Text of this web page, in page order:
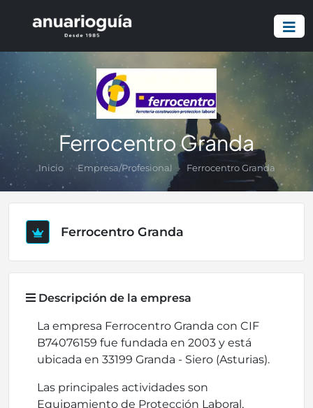
Ferrocentro Granda
Inicio Empresa/Profesional Ferrocentro Granda
Ferrocentro Granda
Descripción de la empresa
La empresa Ferrocentro Granda con CIF
B74076159 fue fundada en 2003 y está
ubicada en 33199 Granda - Siero (Asturias).
Las principales actividades son
Equipamiento de Protección Laboral,